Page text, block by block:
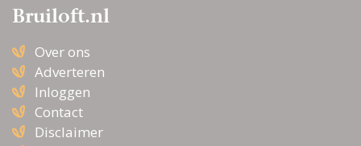
Bruiloft.nl
Over ons
Adverteren
Inloggen
Contact
Disclaimer